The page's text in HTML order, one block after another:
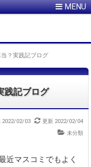
？実践記ブログ
践記ブログ
2022/02/03 更新 2022/02/04
未分類
近マスコミでもよく